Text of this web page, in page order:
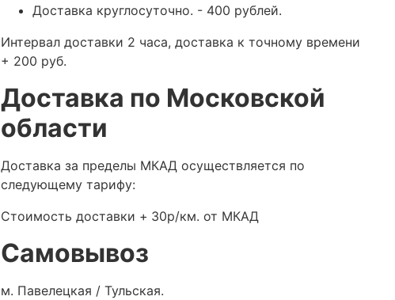
Доставка круглосуточно. - 400 рублей.
Интервал доставки 2 часа, доставка к точному времени
+ 200 руб.
Доставка по Московской
области
Доставка за пределы МКАД осуществляется по
следующему тарифу:
Стоимость доставки + 30р/км. от МКАД
Самовывоз
м. Павелецкая / Тульская.